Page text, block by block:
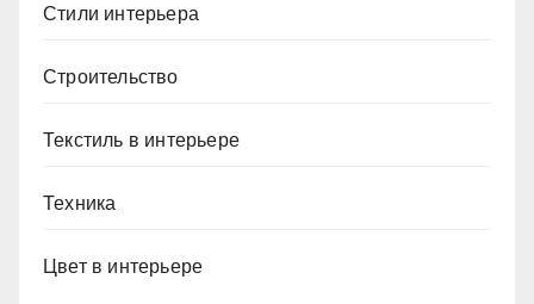
Стили интерьера
Строительство
Текстиль в интерьере
Техника
Цвет в интерьере